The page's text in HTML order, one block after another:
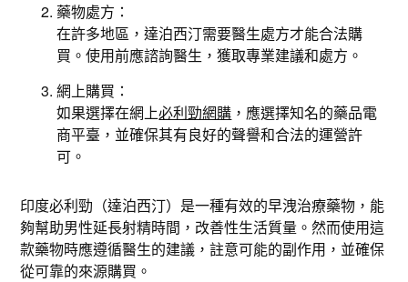
藥物處方：
在許多地區，達泊西汀需要醫生處方才能合法購
買。使用前應諮詢醫生，獲取專業建議和處方。
網上購買：
如果選擇在網上必利勁網購 ，應選擇知名的藥品電
商平臺，並確保其有良好的聲譽和合法的運營許
可。
印度必利勁（達泊西汀）是一種有效的早洩治療藥物，能
夠幫助男性延長射精時間，改善性生活質量。然而使用這
款藥物時應遵循醫生的建議，註意可能的副作用，並確保
從可靠的來源購買。